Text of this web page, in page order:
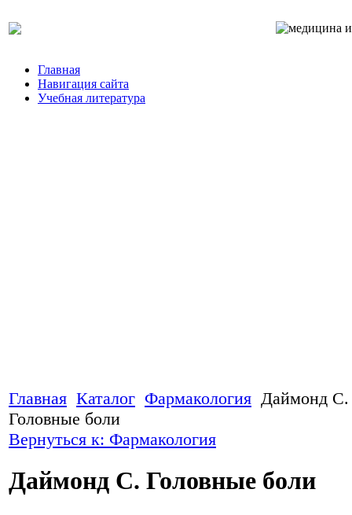
Главная
Навигация сайта
Учебная литература
Главная Каталог Фармакология Даймонд С.
Головные боли
Вернуться к: Фармакология
Даймонд С. Головные боли